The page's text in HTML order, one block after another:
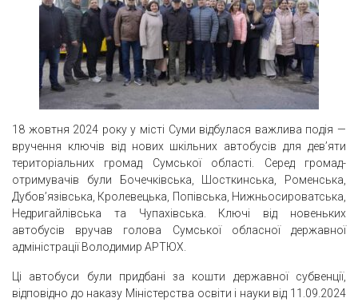
18 жовтня 2024 року у місті Суми відбулася важлива подія —
вручення ключів від нових шкільних автобусів для дев’яти
територіальних громад Сумської області. Серед громад-
отримувачів були Бочечківська, Шосткинська, Роменська,
Дубов’язівська, Кролевецька, Попівська, Нижньосироватська,
Недригайлівська та Чупахівська. Ключі від новеньких
автобусів вручав голова Сумської обласної державної
адміністрації Володимир АРТЮХ.
Ці автобуси були придбані за кошти державної субвенції,
відповідно до наказу Міністерства освіти і науки від 11.09.2024